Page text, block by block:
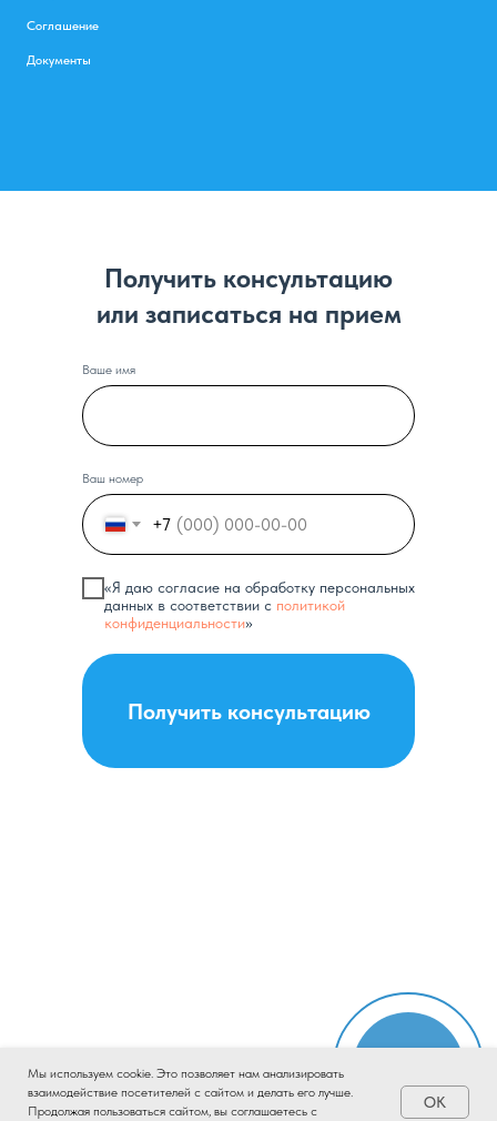
Соглашение
Документы
Ваше имя
Ваш номер
+7
«Я даю согласие на обработку персональных
данных в соответствии с политикой
конфиденциальности»
Получить консультацию
Получить консультацию
или записаться на прием
Мы используем cookie. Это позволяет нам анализировать
взаимодействие посетителей с сайтом и делать его лучше.
Продолжая пользоваться сайтом, вы соглашаетесь с
OK
Made on Tilda
Онлайн-
запись